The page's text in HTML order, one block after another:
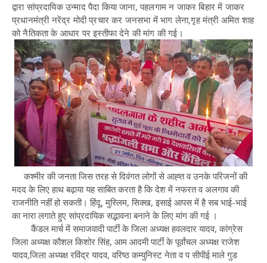
द्वारा सांप्रदायिक उन्माद पैदा किया जाना, पहलगाम न जाकर बिहार में जाकर
प्रधानमंत्री नरेंद्र मोदी प्रचार कर जनसभा में भाग लेना,गृह मंत्री अमित शाह
को नैतिकता के आधार पर इस्तीफा देने की मांग की गई।
कश्मीर की जनता जिस तरह से दिवंगत लोगों से आह्त व उनके परिजनों की
मदद के लिए हाथ बढ़ाया यह साबित करता है कि देश में नफरत व अलगाव की
राजनीति नहीं हो सकती। हिंदू, मुस्लिम, सिक्ख, इसाई आपस में है सब भाई-भाई
का नारा लगाते हुए सांप्रदायिक सद्भावना बनाने के लिए मांग की गई ।
कैंडल मार्च में समाजवादी पार्टी के जिला अध्यक्ष हवलदार यादव, कांग्रेस
जिला अध्यक्ष कौशल किशोर सिंह, आम आदमी पार्टी के पूर्वांचल अध्यक्ष राजेश
यादव,जिला अध्यक्ष रविंद्र यादव, वरिष्ठ कम्युनिस्ट नेता व प सीपीई माले गुड